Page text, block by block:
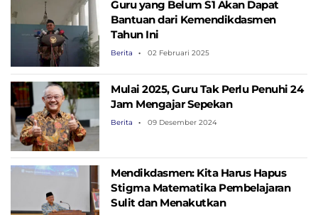
Guru yang Belum S1 Akan Dapat
Bantuan dari Kemendikdasmen
Tahun Ini
Berita 02 Februari 2025
Mulai 2025, Guru Tak Perlu Penuhi 24
Jam Mengajar Sepekan
Berita 09 Desember 2024
Mendikdasmen: Kita Harus Hapus
Stigma Matematika Pembelajaran
Sulit dan Menakutkan